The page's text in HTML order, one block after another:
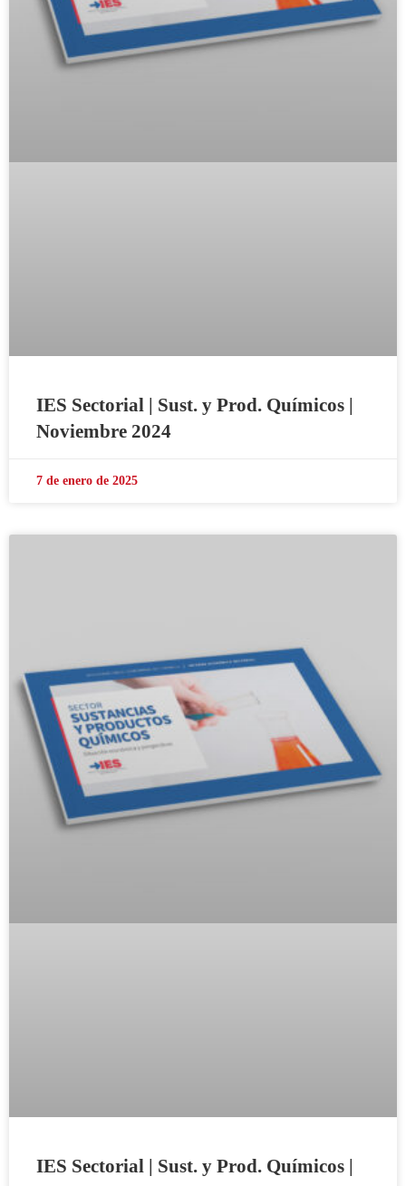
IES Sectorial | Sust. y Prod. Químicos |
Noviembre 2024
7 de enero de 2025
IES Sectorial | Sust. y Prod. Químicos |